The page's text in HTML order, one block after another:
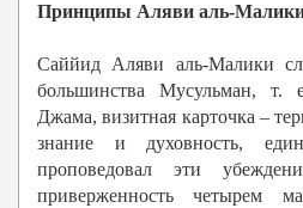
Принципы Аляви аль-
Саййид Аляви аль-Малики
большинства Мусульман,
Джама, визитная карточка –
знание и духовность,
проповедовал эти
приверженность четырем